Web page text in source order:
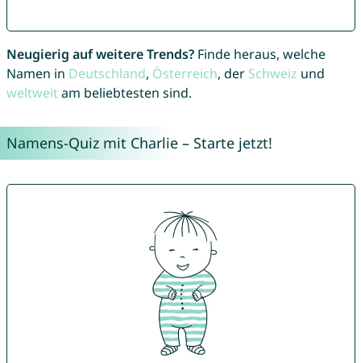
Neugierig auf weitere Trends?Finde heraus, welche
Namen in Deutschland, Österreich, der Schweiz und
weltweitam beliebtesten sind.
Namens-Quiz mit Charlie – Starte jetzt!